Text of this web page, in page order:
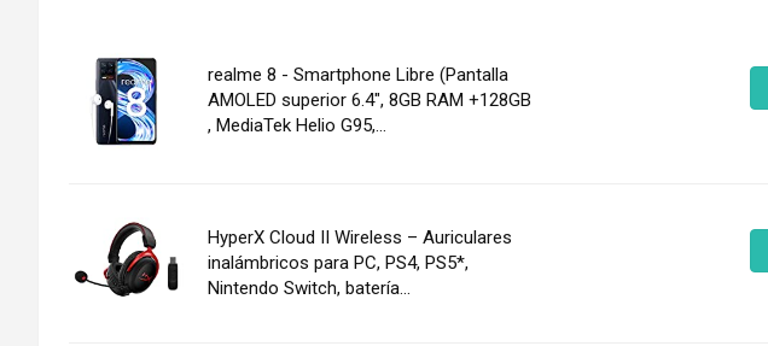
realme 8 - Smartphone Libre (Pantalla
AMOLED superior 6.4", 8GB RAM +128GB
, MediaTek Helio G95,...
HyperX Cloud II Wireless – Auriculares
inalámbricos para PC, PS4, PS5*,
Nintendo Switch, batería...